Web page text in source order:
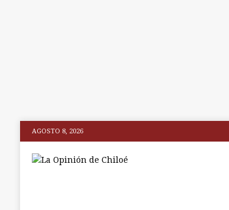
AGOSTO 8, 2026